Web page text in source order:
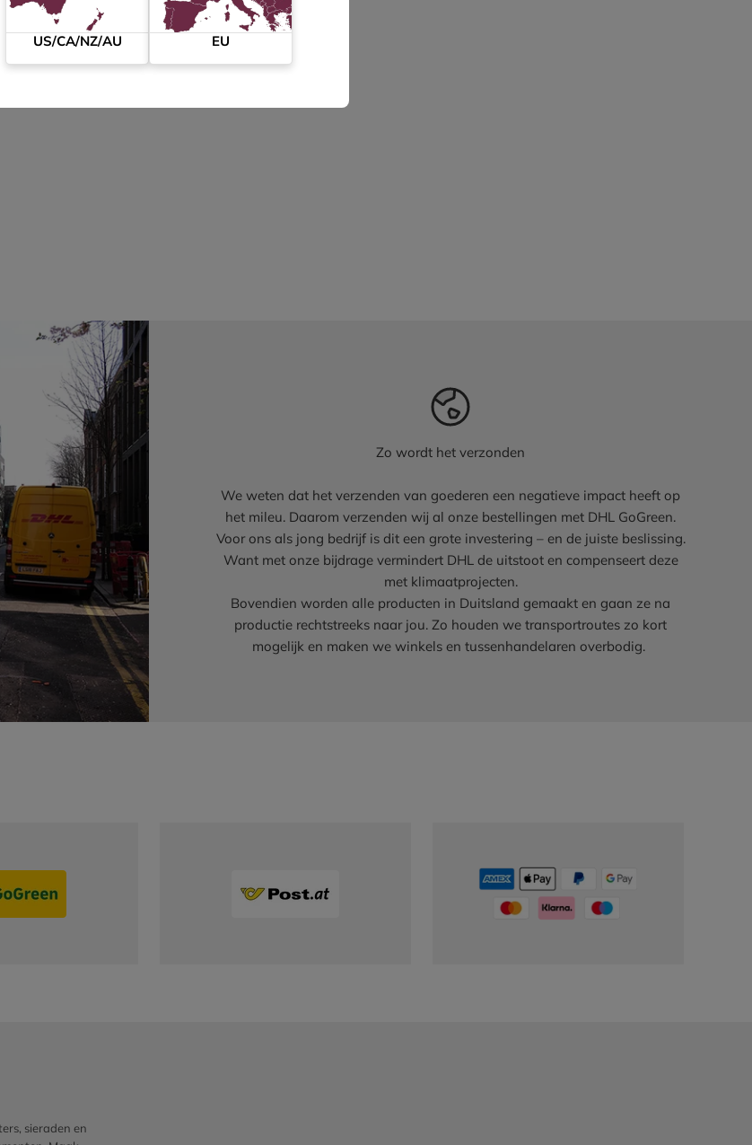
US/CA/NZ/AU EU
Zo wordt het verzonden
We weten dat het verzenden van goederen een negatieve impact heeft op
het mileu. Daarom verzenden wij al onze bestellingen met DHL GoGreen.
Voor ons als jong bedrijf is dit een grote investering – en de juiste beslissing.
Want met onze bijdrage vermindert DHL de uitstoot en compenseert deze
met klimaatprojecten.
Bovendien worden alle producten in Duitsland gemaakt en gaan ze na
productie rechtstreeks naar jou. Zo houden we transportroutes zo kort
mogelijk en maken we winkels en tussenhandelaren overbodig.
sieraden en